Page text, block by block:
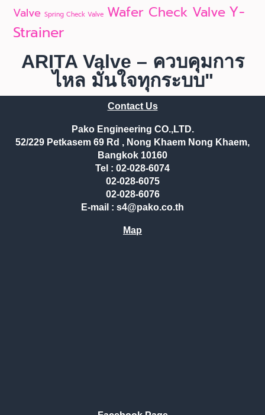
Valve Spring Check Valve Wafer Check Valve Y-
Strainer
ARITA Valve – ควบคุมการ
ไหล มั่นใจทุกระบบ"
Contact Us
Pako Engineering CO.,LTD.
52/229 Petkasem 69 Rd , Nong Khaem Nong Khaem,
Bangkok 10160
Tel : 02-028-6074
02-028-6075
02-028-6076
E-mail : s4@pako.co.th
Map